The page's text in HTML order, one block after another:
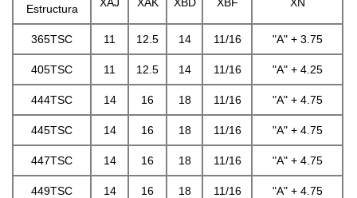
Estructura
365TSC 11 12.5 14 11/16 "A" + 3.75
405TSC 11 12.5 14 11/16 "A" + 4.25
444TSC 14 16 18 11/16 "A" + 4.75
445TSC 14 16 18 11/16 "A" + 4.75
447TSC 14 16 18 11/16 "A" + 4.75
449TSC 14 16 18 11/16 "A" + 4.75